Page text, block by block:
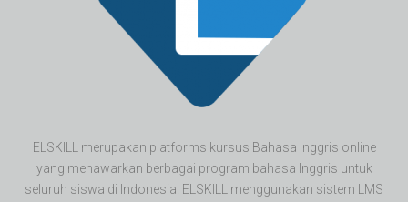
ELSKILL merupakan platforms kursus Bahasa Inggris online
yang menawarkan berbagai program bahasa Inggris untuk
seluruh siswa di Indonesia. ELSKILL menggunakan sistem LMS